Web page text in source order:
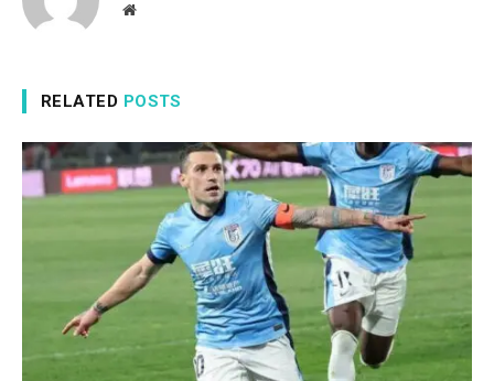
Website
RELATED POSTS